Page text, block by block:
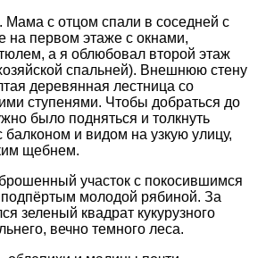
с отцом спали в соседней с
на первом этаже с окнами,
а я облюбовал второй этаж
спальней). Внешнюю стену
деревянная лестница со
ступенями. Чтобы добраться до
было подняться и толкнуть
балконом и видом на узкую улицу,
щебнем.
участок с покосившимся
молодой рябиной. За
зеленый квадрат кукурузного
вечно темного леса.